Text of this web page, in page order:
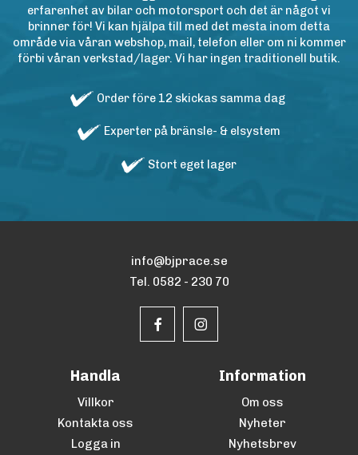
erfarenhet av bilar och motorsport och det är något vi
brinner för! Vi kan hjälpa till med det mesta inom detta
område via våran webshop, mail, telefon eller om ni kommer
förbi våran verkstad/lager. Vi har ingen traditionell butik.
Order före 12 skickas samma dag
Experter på bränsle- & elsystem
Stort eget lager
info@bjprace.se
Tel. 0582 - 230 70
Handla
Villkor
Kontakta oss
Logga in
Information
Om oss
Nyheter
Nyhetsbrev